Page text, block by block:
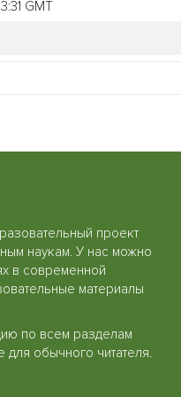
GMT
проект
наукам. У нас можно
в современной
материалы
по всем разделам
обычного читателя.